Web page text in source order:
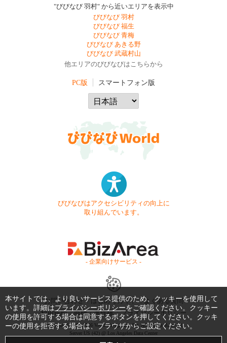
"びびなび 羽村" から近いエリアを表示中
びびなび 羽村
びびなび 福生
びびなび 青梅
びびなび あきる野
びびなび 武蔵村山
他エリアのびびなびはこちらから
PC版 スマートフォン版
びびなびはアクセシビリティの向上に
取り組んでいます。
- 企業向けサービス -
お問い合わせ はじめてガイド
よくある質問
利用規約
商標・著作権 プライバシーポリシー
Copyright © 1999-2026 Vivid Navigation, Inc. All Rights Reserved.
Server US (42) @ Los Angeles Data Center
本サイトでは、より良いサービス提供のため、クッキーを使用して
います。詳細はプライバシーポリシーをご確認ください。クッキー
の使用を許可する場合は同意するボタンを押してください。クッキ
ーの使用を拒否する場合は、ブラウザからご設定ください。